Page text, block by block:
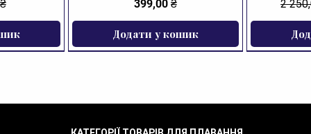
Ціна
399,00 ₴
Додати у кошик
2